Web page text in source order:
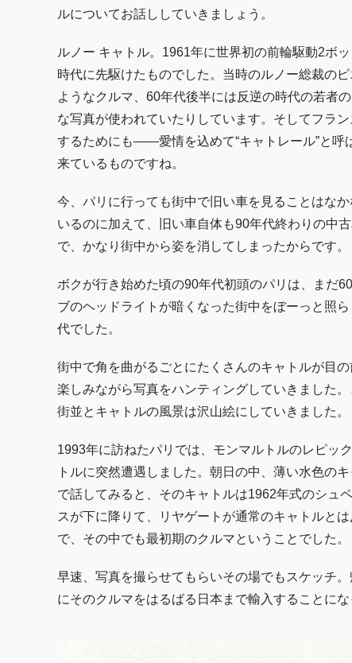
ルについてお話ししていきましょう。
ルノー キャトル。1961年に世界初の前輪駆動2ボ
時代に先駆けたものでした。当時のルノー総裁の
ようなクルマ、60年代後半には反逆の時代の若者
な写真が使われていたりしています。そしてフラ
するためにも――愛情を込めて“キャトレール”と呼
来ているものですね。
今、パリに行っても街中で旧い車を見ることはな
いるのに加えて、旧い車自体も90年代終わりの中
で、かなり街中から姿を消してしまったからです。
ボクが行き始めた頃の90年代初頭のパリは、まだ
ブのヘッドライトが暗くなった街中をぼーっと照
代でした。
街中で角を曲がるごとにたくさんのキャトルが目
楽しみながら写真をハンティングしていきました
街並とキャトルの風景は沢山絵にしていきました。
1993年に訪ねたパリでは、モンマルトルのレピッ
トルに突然遭遇しました。朝日の中、薄い水色の
で話してみると、そのキャトルは1962年式のシュ
スが下に降りて、リヤゲートが通常のキャトルと
で、その中でも最初期のクルマということでした。
早速、写真を撮らせてもらいその場でもスケッチ
にそのクルマをはるばる日本まで輸入することにな